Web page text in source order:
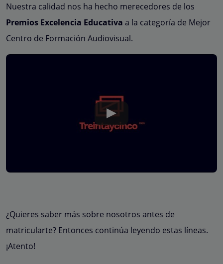
Nuestra calidad nos ha hecho merecedores de los
Premios Excelencia Educativa a la categoría de Mejor
Centro de Formación Audiovisual.
¿Quieres saber más sobre nosotros antes de
matricularte? Entonces continúa leyendo estas líneas.
¡Atento!